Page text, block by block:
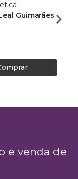
Guimarães
ainda
Carla
e venda de